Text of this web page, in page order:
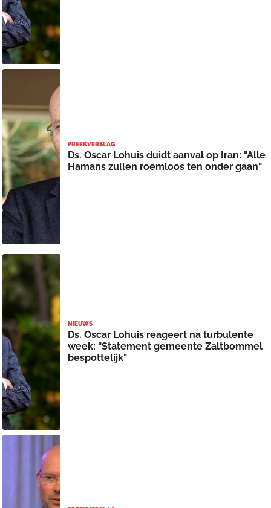
PREEKVERSLAG
Ds. Oscar Lohuis duidt aanval op Iran: "Alle
Hamans zullen roemloos ten onder gaan"
NIEUWS
Ds. Oscar Lohuis reageert na turbulente
week: "Statement gemeente Zaltbommel
bespottelijk"